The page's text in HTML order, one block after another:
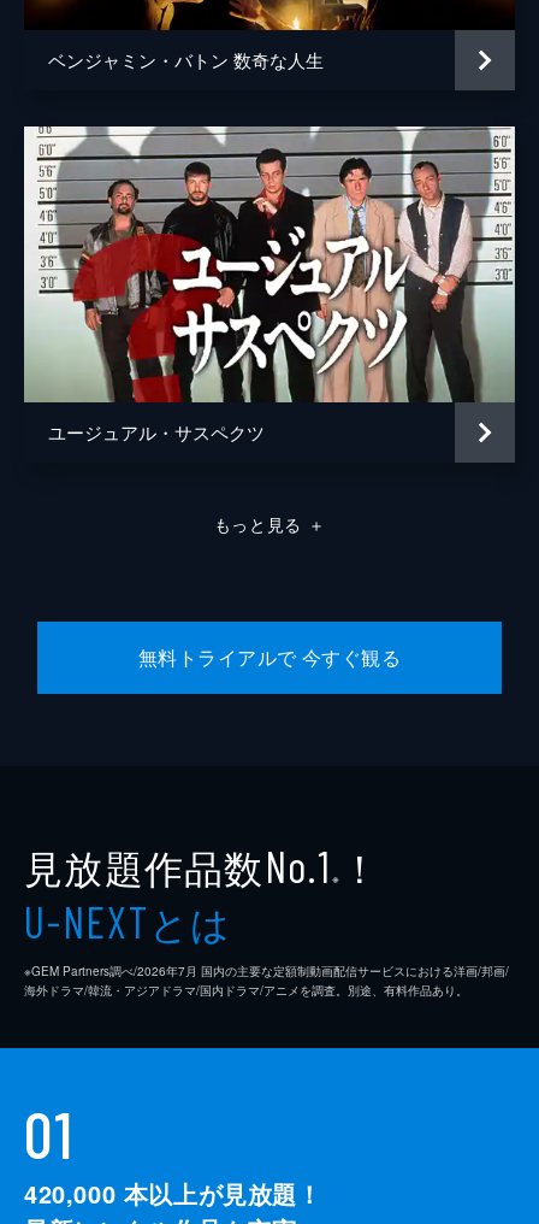
クリストファー・ノーラン
ベンジャミン・バトン 数奇な人生
ユージュアル・サスペクツ
もっと見る ＋
無料トライアルで 今すぐ観る
見放題作品数No.1 ※ ！
U-NEXTとは
※GEM Partners調べ/2026年7⽉ 国内の主要な定額制動画配信サービスにおける洋画/邦画/
海外ドラマ/韓流・アジアドラマ/国内ドラマ/アニメを調査。別途、有料作品あり。
01
420,000 本以上が見放題！